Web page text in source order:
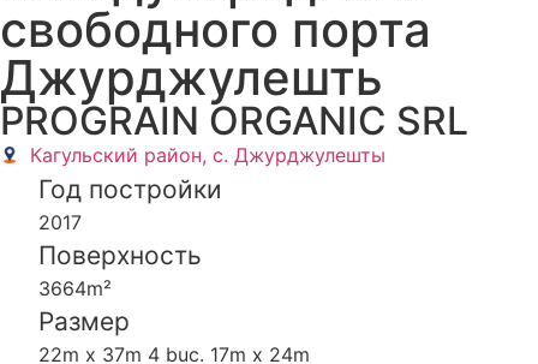
свободного порта
Джурджулешть
PROGRAIN ORGANIC SRL
Кагульский район, с. Джурджулешты
Год постройки
2017
Поверхность
3664m²
Размер
22m x 37m 4 buc. 17m x 24m